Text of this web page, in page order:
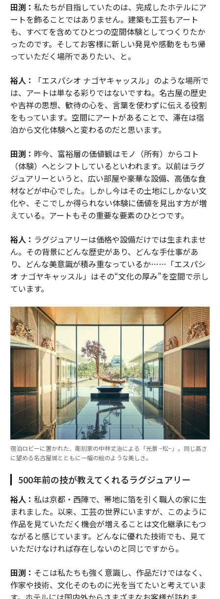
田渕： 私たちが目指していたのは、完成したホテルにア
ートを飾ることではありません。建築も工芸もアート
も、すべてを含めてひとつの空間体験としてつくりたか
ったのです。そしてお客様に新しい発見や感動をもち帰
っていただく場所でありたい、と。
裕人：
「エスパシオ ナゴヤキャッスル」のような場所で
は、アートは単なる彩りではないですね。名古屋の歴史
や吉祥の思想、歓待の心を、言葉を使わずに伝える役割
をもっています。空間にアートがあることで、滞在は宿
泊から文化体験へと変わるのだと思います。
田渕： 昨今、富裕層の価値観はモノ（所有）からコト
（体験）へとシフトしているといわれます。以前はラグ
ジュアリーというと、広い部屋や豪華な設備、高価な食
材などが中心でした。しかし今はその土地にしかない文
化や、そこでしか得られない体験に価値を見出す方が増
えている。アートもその重要な要素のひとつです。
裕人： ラグジュアリーは価格や設備だけでは生まれませ
ん。その背景にどんな歴史があり、どんな手仕事があ
り、どんな美意識が積み重なっているか……「エスパシ
オ ナゴヤキャッスル」はその“文化の厚み”を空間で示し
ています。
宿泊ロビーに置かれた、彫刻家の中林丈治による「光景 −松−」。同じ高さ
に望める名古屋城とともに一幅の絵のような美しさ。
500年前の技が教えてくれるラグジュアリー
裕人： 私は京都・西陣で、帯地に箔を引く職人の家に生
まれました。以来、工芸の世界にいますが、このように
作品を見ていただく機会が増えることは文化継承にもつ
ながると感じています。どんなに優れた技術でも、見て
いただけなければ存在しないのと同じですから。
田渕： そこは私たちも強く意識し、作品だけではなく、
作家や技術、文化そのものに光を当てたいと考えていま